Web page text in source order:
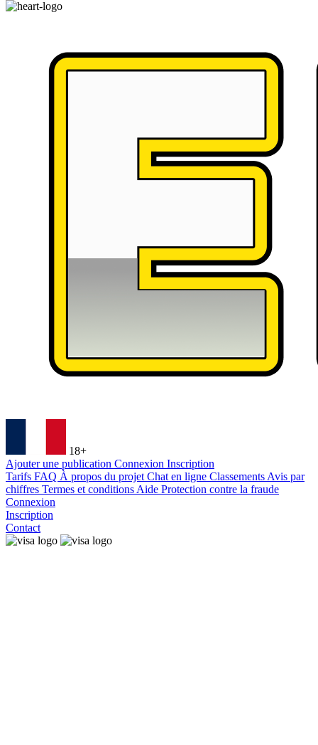
18+
Ajouter une publication Connexion Inscription
Tarifs FAQ À propos du projet Chat en ligne Classements Avis par
chiffres Termes et conditions Aide Protection contre la fraude
Connexion
Inscription
Contact